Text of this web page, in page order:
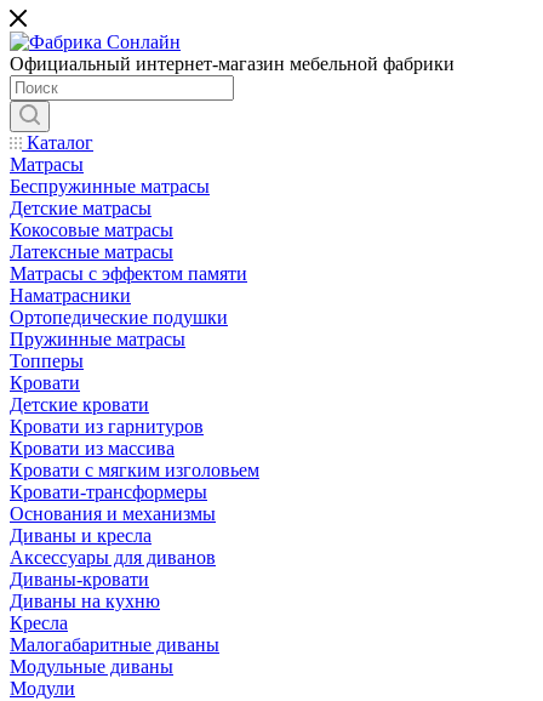
Официальный интернет-магазин мебельной фабрики
Каталог
Матрасы
Беспружинные матрасы
Детские матрасы
Кокосовые матрасы
Латексные матрасы
Матрасы с эффектом памяти
Наматрасники
Ортопедические подушки
Пружинные матрасы
Топперы
Кровати
Детские кровати
Кровати из гарнитуров
Кровати из массива
Кровати с мягким изголовьем
Кровати-трансформеры
Основания и механизмы
Диваны и кресла
Аксессуары для диванов
Диваны-кровати
Диваны на кухню
Кресла
Малогабаритные диваны
Модульные диваны
Модули